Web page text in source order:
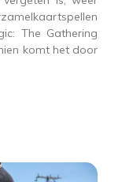
The Gathering
komt het door